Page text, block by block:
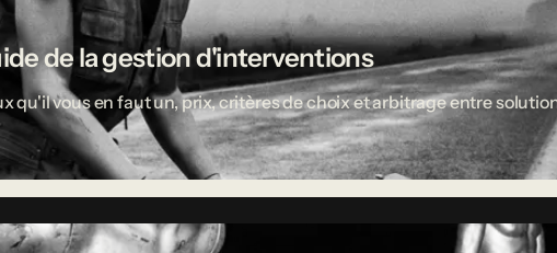
de la gestion d'interventions
qu'il vous en faut un, prix, critères de choix et arbitrage entre